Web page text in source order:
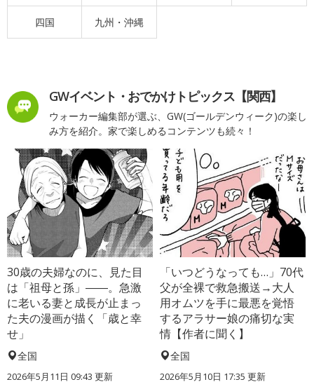
四国 九州・沖縄
GWイベント・おでかけトピックス【関西】
ウォーカー編集部が選ぶ、GW(ゴールデンウィーク)の楽し
み方を紹介。家で楽しめるコンテンツも続々！
30歳の夫婦なのに、見た目
は「祖母と孫」――。急激
に老いる妻と成長が止まっ
た夫の漫画が描く「歳と幸
せ」
全国
2026年5月11日 09:43 更新
「いつどうなっても…」70代
父が全裸で救急搬送→大人
用オムツを手に最悪を覚悟
するアラサー娘の痛切な実
情【作者に聞く】
全国
2026年5月10日 17:35 更新